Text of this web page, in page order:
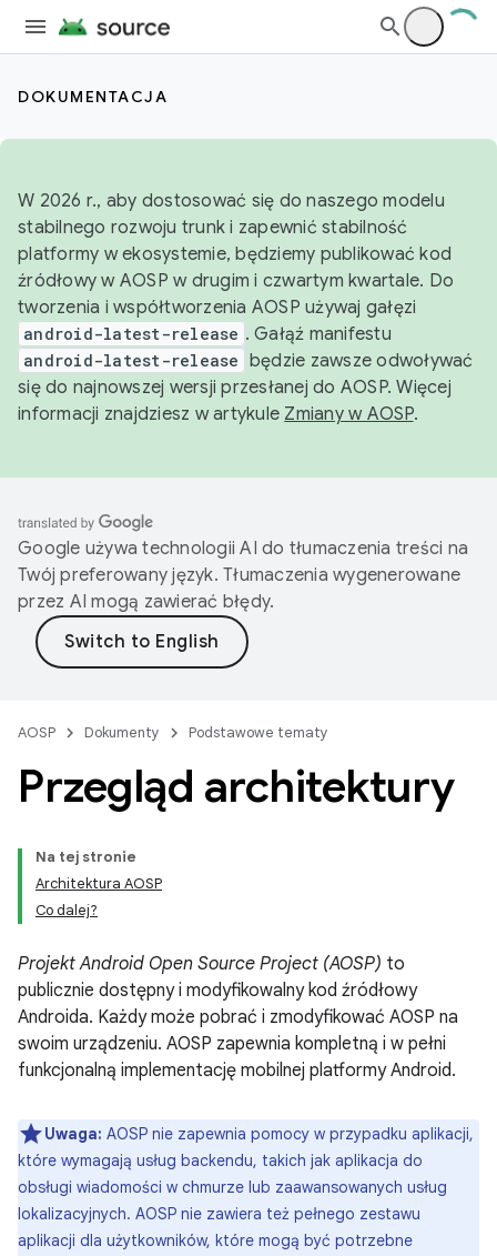
DOKUMENTACJA
W 2026 r., aby dostosować się do naszego modelu
stabilnego rozwoju trunk i zapewnić stabilność
platformy w ekosystemie, będziemy publikować kod
źródłowy w AOSP w drugim i czwartym kwartale. Do
tworzenia i współtworzenia AOSP używaj gałęzi
android-latest-release . Gałąź manifestu
android-latest-release będzie zawsze odwoływać
się do najnowszej wersji przesłanej do AOSP. Więcej
informacji znajdziesz w artykule Zmiany w AOSP.
Google używa technologii AI do tłumaczenia treści na
Twój preferowany język. Tłumaczenia wygenerowane
przez AI mogą zawierać błędy.
AOSP Dokumenty Podstawowe tematy
Przegląd architektury
Na tej stronie
Architektura AOSP
Co dalej?
Projekt Android Open Source Project (AOSP) to
publicznie dostępny i modyfikowalny kod źródłowy
Androida. Każdy może pobrać i zmodyfikować AOSP na
swoim urządzeniu. AOSP zapewnia kompletną i w pełni
funkcjonalną implementację mobilnej platformy Android.
Uwaga: AOSP nie zapewnia pomocy w przypadku aplikacji,
które wymagają usług backendu, takich jak aplikacja do
obsługi wiadomości w chmurze lub zaawansowanych usług
lokalizacyjnych. AOSP nie zawiera też pełnego zestawu
aplikacji dla użytkowników, które mogą być potrzebne